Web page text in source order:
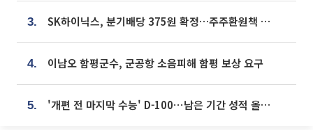
3. SK하이닉스, 분기배당 375원 확정…주주환원책 9월로 앞당겨 발표
4. 이남오 함평군수, 군공항 소음피해 함평 보상 요구
5. '개편 전 마지막 수능' D-100⋯남은 기간 성적 올릴 전략은